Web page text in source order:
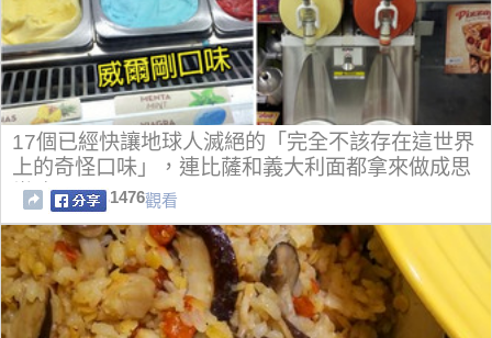
17個已經快讓地球人滅絕的「完全不該存在這世界
上的奇怪口味」，連比薩和義大利面都拿來做成思
樂冰？！
1476觀看